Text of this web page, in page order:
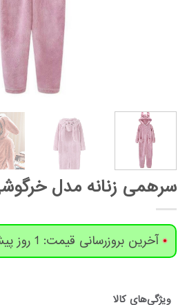
سرهمی زنانه مدل
آخرین بروزرسانی قیمت: 1 روز پیش